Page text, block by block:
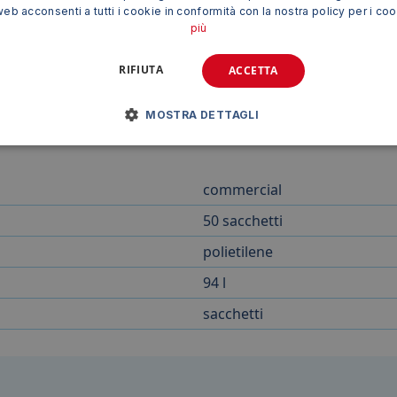
rappresentano una soluzione pratica, sicura ed efficiente
gamma di distruggidocumenti Fellowes.
di lavoro pulito e organizzato.
commercial
50 sacchetti
polietilene
94 l
sacchetti
acconsenti a tutti i cookie in conformità con la nostra policy per i
più
ACCETTA
RIFIUTA
MOSTRA DETTAGLI